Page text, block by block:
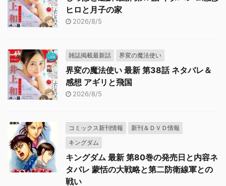
ヒロと月子の家
2026/8/5
雑誌掲載最新話 界変の魔法使い
界変の魔法使い 最新 第38話 ネタバレ＆
感想 アギリと飛国
2026/8/5
コミックス新刊情報
新刊＆ＤＶＤ情報
キングダム
キングダム 最新 第80巻の発売日と内容ネ
タバレ 蒙恬の大戦略と第二防衛線軍との
戦い